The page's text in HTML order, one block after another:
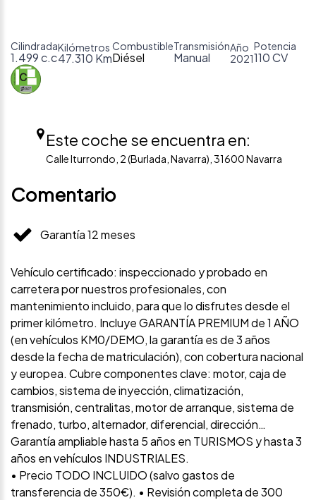
Cilindrada
1.499 c.c
Kilómetros
47.310 Km
Combustible
Diésel
Transmisión
Manual
Año
2021
Potencia
110 CV
Este coche se encuentra en:
Calle Iturrondo, 2 (Burlada, Navarra), 31600 Navarra
Comentario
Garantía 12 meses
Vehículo certificado: inspeccionado y probado en
carretera por nuestros profesionales, con
mantenimiento incluido, para que lo disfrutes desde el
primer kilómetro. Incluye GARANTÍA PREMIUM de 1 AÑO
(en vehículos KM0/DEMO, la garantía es de 3 años
desde la fecha de matriculación), con cobertura nacional
y europea. Cubre componentes clave: motor, caja de
cambios, sistema de inyección, climatización,
transmisión, centralitas, motor de arranque, sistema de
frenado, turbo, alternador, diferencial, dirección…
Garantía ampliable hasta 5 años en TURISMOS y hasta 3
años en vehículos INDUSTRIALES.
• Precio TODO INCLUIDO (salvo gastos de
transferencia de 350€). • Revisión completa de 300